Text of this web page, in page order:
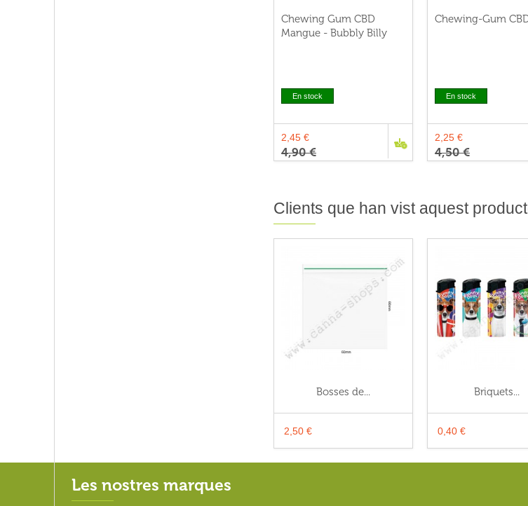
Chewing Gum CBD
Mangue - Bubbly Billy
En stock
2,45 €
4,90 €
Chewing-Gum
En stock
2,25 €
4,50 €
Clients que han vist aquest
Bosses de...
2,50 €
Briquets...
0,40 €
Les nostres marques